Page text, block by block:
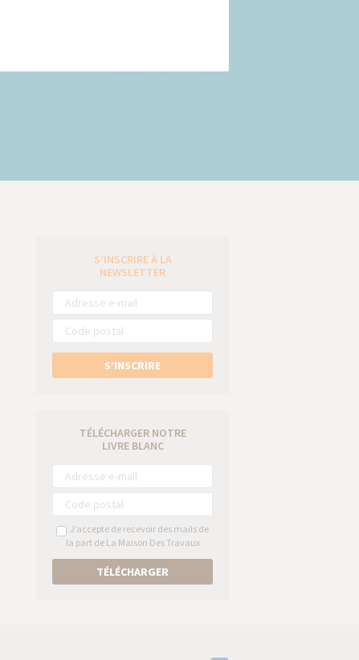
S’INSCRIRE À LA
NEWSLETTER
S’INSCRIRE
TÉLÉCHARGER NOTRE
LIVRE BLANC
J’accepte de recevoir des mails de
la part de La Maison Des Travaux
TÉLÉCHARGER